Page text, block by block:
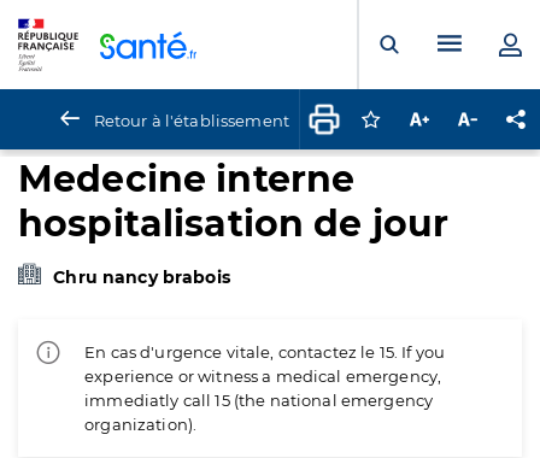
Ouvrir laMenu
Retour à l'établissement Connectez-vous
Augmenter la
Medecine interne
hospitalisation de jour
Chru nancy brabois
En cas d'urgence vitale, contactez le 15. If you
experience or witness a medical emergency,
immediatly call 15 (the national emergency
organization).